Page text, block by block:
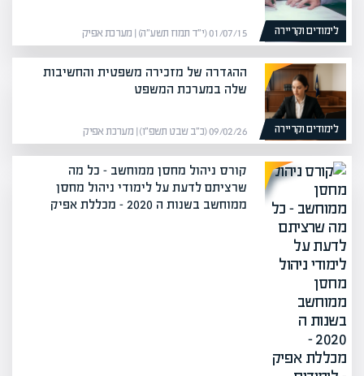
לימודים וקריירה 01/07/15 (י״ד תמוז תשע״ה) | מערכת אפיק
לימודים וקריירה
ההגדרה של מזכירה משפטית והחשיבות
שלה במערכת המשפט
09/02/26 (כ״ב שבט תשפ״ו) | מערכת אפיק
קורס ניהול מחסן ממוחשב – כל מה
שרציתם לדעת על לימודי ניהול מחסן
ממוחשב בשנות ה 2020 – מכללת אפיק